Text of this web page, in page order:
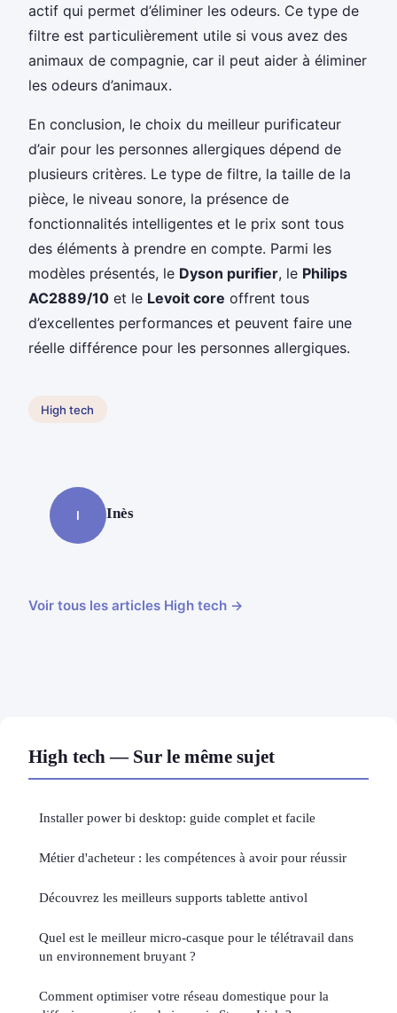
actif qui permet d’éliminer les odeurs. Ce type de
filtre est particulièrement utile si vous avez des
animaux de compagnie, car il peut aider à éliminer
les odeurs d’animaux.
En conclusion, le choix du meilleur purificateur
d’air pour les personnes allergiques dépend de
plusieurs critères. Le type de filtre, la taille de la
pièce, le niveau sonore, la présence de
fonctionnalités intelligentes et le prix sont tous
des éléments à prendre en compte. Parmi les
modèles présentés, le Dyson purifier, le Philips
AC2889/10 et le Levoit core offrent tous
d’excellentes performances et peuvent faire une
réelle différence pour les personnes allergiques.
High tech
I Inès
Voir tous les articles High tech →
High tech — Sur le même sujet
Installer power bi desktop: guide complet et facile
Métier d'acheteur : les compétences à avoir pour réussir
Découvrez les meilleurs supports tablette antivol
Quel est le meilleur micro-casque pour le télétravail dans
un environnement bruyant ?
Comment optimiser votre réseau domestique pour la